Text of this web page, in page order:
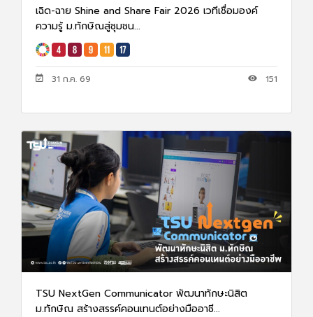
เฉิด-ฉาย Shine and Share Fair 2026 เวทีเชื่อมองค์
ความรู้ ม.ทักษิณสู่ชุมชน...
31 ก.ค. 69 151
TSU NextGen Communicator พัฒนาทักษะนิสิต
ม.ทักษิณ สร้างสรรค์คอนเทนต์อย่างมืออาชี...